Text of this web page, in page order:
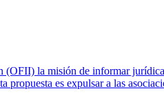
(OFII) la misión de informar
es expulsar a las